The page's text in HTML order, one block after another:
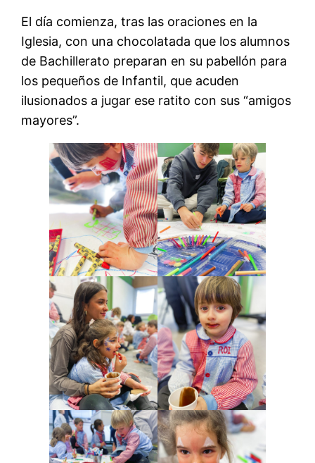
El día comienza, tras las oraciones en la
Iglesia, con una chocolatada que los alumnos
de Bachillerato preparan en su pabellón para
los pequeños de Infantil, que acuden
ilusionados a jugar ese ratito con sus “amigos
mayores”.